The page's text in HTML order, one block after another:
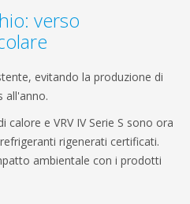
verso
evitando la produzione di
all'anno.
calore e VRV IV Serie S sono ora
rigenerati certificati.
ambientale con i prodotti